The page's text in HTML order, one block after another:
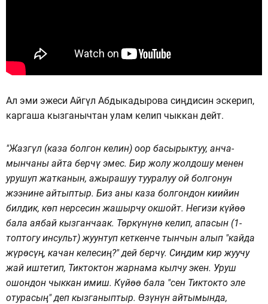
Ал эми эжеси Айгүл Абдыкадырова сиңдисин эскерип,
каргаша кызганычтан улам келип чыккан дейт.
"Жазгүл (каза болгон келин) оор басырыктуу, анча-
мынчаны айта берчү эмес. Бир жолу жолдошу менен
урушуп жатканын, ажырашуу тууралуу ой болгонун
жээнине айтыптыр. Биз аны каза болгондон киийин
билдик, көп нерсесин жашырчу окшойт. Негизи күйөө
бала аябай кызганчаак. Төркүнүнө келип, апасын (1-
топтогу инсульт) жуунтуп кеткенче тынчын алып "кайда
жүрөсүң, качан келесиң?" дей берчү. Сиңдим кир жуучу
жай иштетип, Тиктоктон жарнама кылчу экен. Уруш
ошондон чыккан имиш. Күйөө бала "сен Тиктокто эле
отурасың" деп кызганыптыр. Өзүнүн айтымында,